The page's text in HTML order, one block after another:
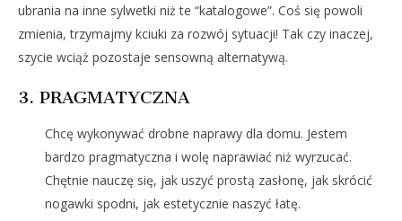
ubrania na inne sylwetki niż te “katalogowe”. Coś się powoli
zmienia, trzymajmy kciuki za rozwój sytuacji! Tak czy inaczej,
szycie wciąż pozostaje sensowną alternatywą.
3. PRAGMATYCZNA
Chcę wykonywać drobne naprawy dla domu. Jestem
bardzo pragmatyczna i wolę naprawiać niż wyrzucać.
Chętnie nauczę się, jak uszyć prostą zasłonę, jak skrócić
nogawki spodni, jak estetycznie naszyć łatę.